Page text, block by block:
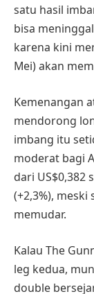
satu hasil
bisa
karena kini
Mei) akan
Kemenangan
mendorong
imbang itu
moderat bagi
dari US$0,382
(+2,3%),
memudar.
Kalau The
leg kedua,
double